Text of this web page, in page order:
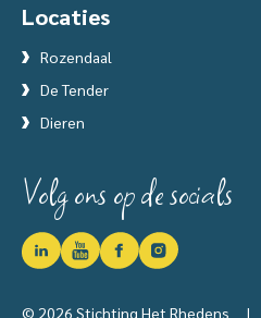
Locaties
Rozendaal
De Tender
Dieren
© 2026 Stichting Het Rhedens |
Volg ons op de socials